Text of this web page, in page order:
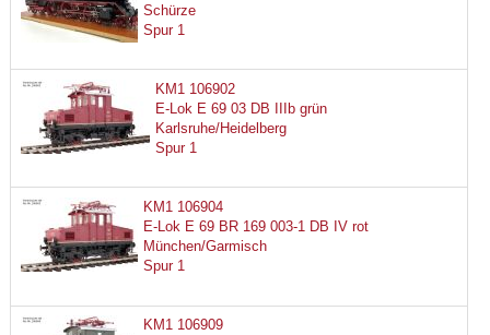
Schürze
Spur 1
KM1 106902
E-Lok E 69 03 DB IIIb grün
Karlsruhe/Heidelberg
Spur 1
KM1 106904
E-Lok E 69 BR 169 003-1 DB IV rot
München/Garmisch
Spur 1
KM1 106909